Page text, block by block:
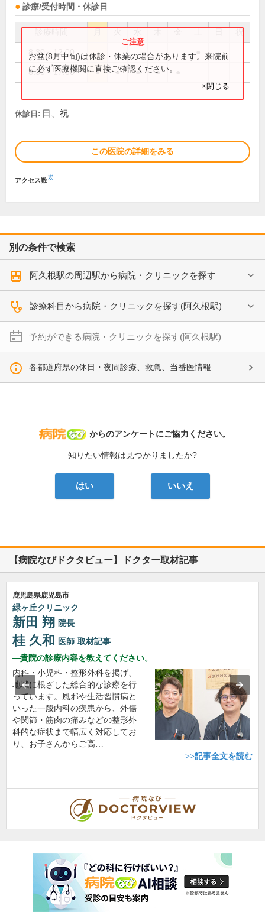
診療/受付時間・休診日
祝
8:30～12:00
8:30～17:00 ● ● ● ●
お盆(8月中旬)は休診・休業の場合があります。来院前
に必ず医療機関に直接ご確認ください。
×閉じる
休診日: 日、祝
この医院の詳細をみる
アクセス数※
別の条件で検索
阿久根駅の周辺駅から病院・クリニックを探す
診療科目から病院・クリニックを探す(阿久根駅)
予約ができる病院・クリニックを探す(阿久根駅)
各都道府県の休日・夜間診療、救急、当番医情報
病院なび
からのアンケートにご協力ください。
知りたい情報は見つかりましたか?
はい いいえ
【病院なびドクタビュー】ドクター取材記事
鹿児島県鹿児島市
緑ヶ丘クリニック
新田 翔 院長
桂 久和 医師 取材記事
貴院の診療内容を教えてください。
内科・小児科・整形外科を掲げ、
地域に根ざした総合的な診療を行
っています。風邪や生活習慣病と
いった一般内科の疾患から、外傷
や関節・筋肉の痛みなどの整形外
科的な症状まで幅広く対応してお
り、お子さんからご高…
>>記事全文を読む